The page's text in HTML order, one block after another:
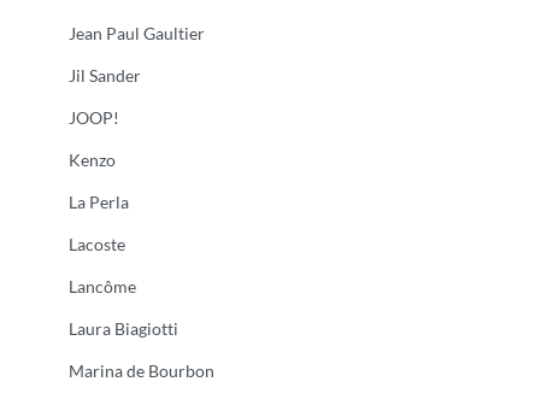
Jean Paul Gaultier
Jil Sander
JOOP!
Kenzo
La Perla
Lacoste
Lancôme
Laura Biagiotti
Marina de Bourbon